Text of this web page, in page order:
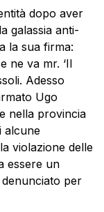
dopo aver
galassia anti-
la sua firma:
ne va mr. ‘Il
Adesso
Ugo
nella provincia
alcune
violazione delle
essere un
per